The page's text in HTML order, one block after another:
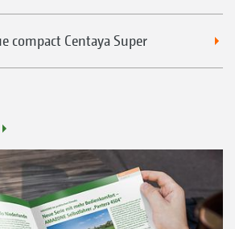
compact Centaya Super